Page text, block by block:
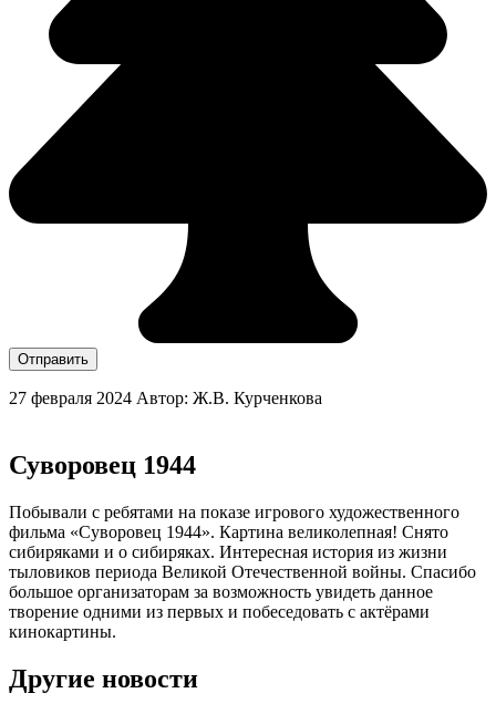
Отправить
27 февраля 2024 Автор: Ж.В. Курченкова
Суворовец 1944
Побывали с ребятами на показе игрового художественного
фильма «Суворовец 1944». Картина великолепная! Снято
сибиряками и о сибиряках. Интересная история из жизни
тыловиков периода Великой Отечественной войны. Спасибо
большое организаторам за возможность увидеть данное
творение одними из первых и побеседовать с актёрами
кинокартины.
Другие новости